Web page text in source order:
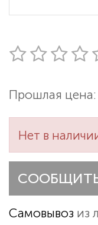
Прошлая цена:
Нет в
Самовывоз из